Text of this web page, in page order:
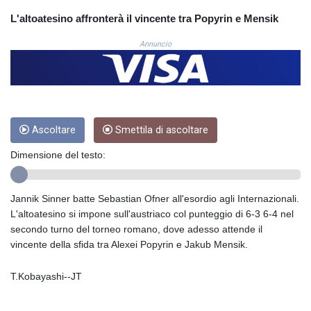
3672.942237
CRC 524.929317
CUC 1.154295
CUP 30.588806
CVE 110.25684
DJF 205.50301
DKK 7.475304
EGP 57.471515
ERN 17.314419
ETB 186.262401
FJD 2.553819
FKP 0.857432
L'altoatesino affronterà il vincente tra Popyrin e Mensik
Annuncio
Ascoltare Smettila di ascoltare
Dimensione del testo:
Jannik Sinner batte Sebastian Ofner all'esordio agli Internazionali.
L'altoatesino si impone sull'austriaco col punteggio di 6-3 6-4 nel
secondo turno del torneo romano, dove adesso attende il
vincente della sfida tra Alexei Popyrin e Jakub Mensik.
T.Kobayashi--JT